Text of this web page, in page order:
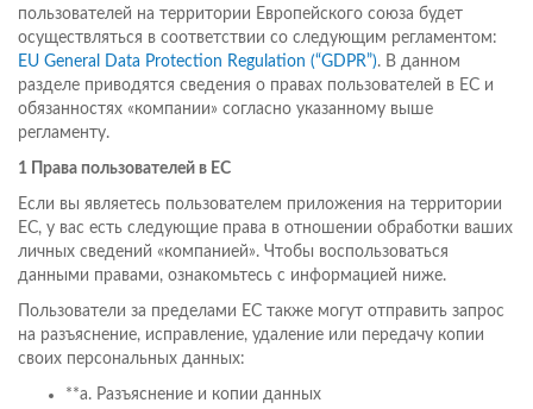
пользователей на территории Европейского союза будет
осуществляться в соответствии со следующим регламентом:
EU General Data Protection Regulation (“GDPR”). В данном
разделе приводятся сведения о правах пользователей в ЕС и
обязанностях «компании» согласно указанному выше
регламенту.
1 Права пользователей в ЕС
Если вы являетесь пользователем приложения на территории
ЕС, у вас есть следующие права в отношении обработки ваших
личных сведений «компанией». Чтобы воспользоваться
данными правами, ознакомьтесь с информацией ниже.
Пользователи за пределами ЕС также могут отправить запрос
на разъяснение, исправление, удаление или передачу копии
своих персональных данных:
**a. Разъяснение и копии данных